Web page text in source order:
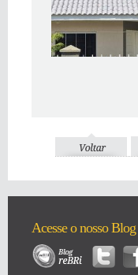
Acesse o nosso